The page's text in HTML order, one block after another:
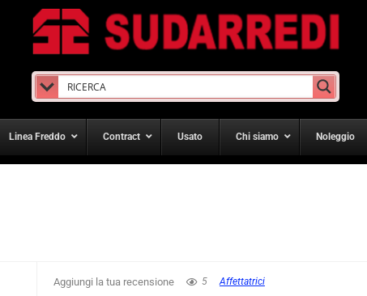
Linea Freddo Contract Usato Chi siamo Noleggio
Aggiungi la tua recensione 5 Affettatrici